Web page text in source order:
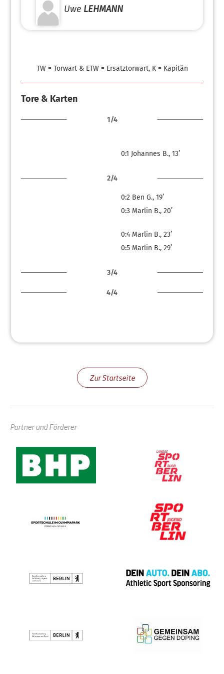
Uwe LEHMANN
TW = Torwart & ETW = Ersatztorwart, K = Kapitän
Tore & Karten
1/4
0:1 Johannes B., 13’
2/4
0:2 Ben G., 19’
0:3 Marlin B., 20’
0:4 Marlin B., 23’
0:5 Marlin B., 29’
3/4
4/4
Zur Startseite
Partner und Förderer